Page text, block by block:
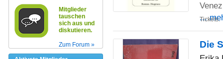
Mitglieder
tauschen
sich aus und
diskutieren.
Zum Forum »
...
Tickets:
Die